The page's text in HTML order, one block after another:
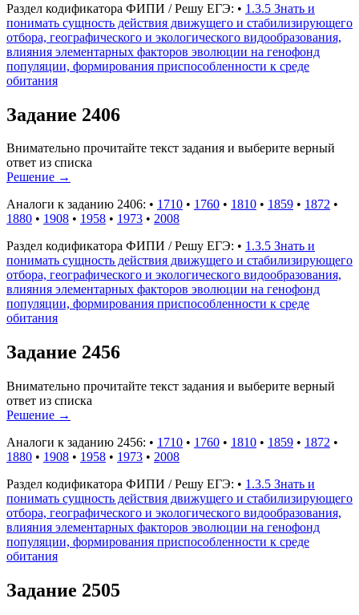
Раздел кодификатора ФИПИ / Решу ЕГЭ: • 1.3.5 Знать и
понимать сущность действия движущего и стабилизирующего
отбора, географического и экологического видообразования,
влияния элементарных факторов эволюции на генофонд
популяции, формирования приспособленности к среде
обитания
Задание 2406
Внимательно прочитайте текст задания и выберите верный
ответ из списка
Решение →
Аналоги к заданию 2406: • 1710 • 1760 • 1810 • 1859 • 1872 •
1880 • 1908 • 1958 • 1973 • 2008
Раздел кодификатора ФИПИ / Решу ЕГЭ: • 1.3.5 Знать и
понимать сущность действия движущего и стабилизирующего
отбора, географического и экологического видообразования,
влияния элементарных факторов эволюции на генофонд
популяции, формирования приспособленности к среде
обитания
Задание 2456
Внимательно прочитайте текст задания и выберите верный
ответ из списка
Решение →
Аналоги к заданию 2456: • 1710 • 1760 • 1810 • 1859 • 1872 •
1880 • 1908 • 1958 • 1973 • 2008
Раздел кодификатора ФИПИ / Решу ЕГЭ: • 1.3.5 Знать и
понимать сущность действия движущего и стабилизирующего
отбора, географического и экологического видообразования,
влияния элементарных факторов эволюции на генофонд
популяции, формирования приспособленности к среде
обитания
Задание 2505